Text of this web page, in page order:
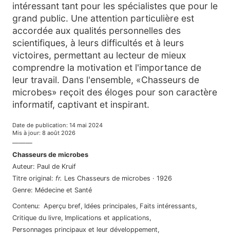
intéressant tant pour les spécialistes que pour le
grand public. Une attention particulière est
accordée aux qualités personnelles des
scientifiques, à leurs difficultés et à leurs
victoires, permettant au lecteur de mieux
comprendre la motivation et l'importance de
leur travail. Dans l'ensemble, «Chasseurs de
microbes» reçoit des éloges pour son caractère
informatif, captivant et inspirant.
Date de publication: 14 mai 2024
Mis à jour: 8 août 2026
———
Chasseurs de microbes
Auteur: Paul de Kruif
Titre original: fr. Les Chasseurs de microbes · 1926
Genre: Médecine et Santé
Contenu: Aperçu bref, Idées principales, Faits intéressants,
Critique du livre, Implications et applications,
Personnages principaux et leur développement,